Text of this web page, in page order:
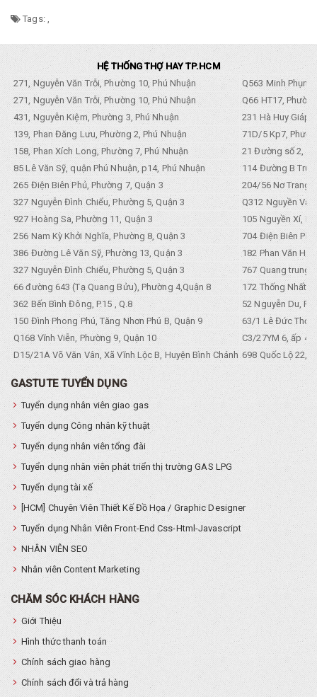
Tags: ,
HỆ THỐNG THỢ HAY TP.HCM
271, Nguyễn Văn Trỗi, Phường 10, Phú Nhuận
Q563 Minh
271, Nguyễn Văn Trỗi, Phường 10, Phú Nhuận
Q66 HT17,
431, Nguyễn Kiệm, Phường 3, Phú Nhuận
231 Hà Huy Giáp,
139, Phan Đăng Lưu, Phường 2, Phú Nhuận
71D/5 Kp7,
158, Phan Xích Long, Phường 7, Phú Nhuận
21 Đường số 2,
85 Lê Văn Sỹ, quận Phú Nhuận, p14, Phú Nhuận
114 Đường B
265 Điện Biên Phủ, Phường 7, Quận 3
204/56 Nơ Trang
327 Nguyễn Đình Chiểu, Phường 5, Quận 3
Q312 Nguyền
927 Hoàng Sa, Phường 11, Quận 3
105 Nguyền Xí,
256 Nam Kỳ Khởi Nghĩa, Phường 8, Quận 3
704 Điện Biên
386 Đường Lê Văn Sỹ, Phường 13, Quận 3
182 Phan Văn
327 Nguyễn Đình Chiểu, Phường 5, Quận 3
767 Quang trung,
66 đường 643 (Tạ Quang Bửu), Phường 4,Quận 8
172 Thống Nhất.
362 Bến Bình Đông, P.15 , Q.8
52 Nguyễn Du,
150 Đình Phong Phú, Tăng Nhơn Phú B, Quận 9
63/1 Lê Đức Thọ,
Q168 Vĩnh Viễn, Phường 9, Quận 10
C3/27YM 6, ấp 4,
D15/21A Võ Văn Vân, Xã Vĩnh Lộc B, Huyện Bình Chánh 698 Quốc Lộ 22,
GASTUTE TUYỂN DỤNG
Tuyển dụng nhân viên giao gas
Tuyển dụng Công nhân kỹ thuật
Tuyển dụng nhân viên tổng đài
Tuyển dụng nhân viên phát triển thị trường GAS LPG
Tuyển dụng tài xế
[HCM] Chuyên Viên Thiết Kế Đồ Họa / Graphic Designer
Tuyển dụng Nhân Viên Front-End Css-Html-Javascript
NHÂN VIÊN SEO
Nhân viên Content Marketing
CHĂM SÓC KHÁCH HÀNG
Giới Thiệu
Hình thức thanh toán
Chính sách giao hàng
Chính sách đổi và trả hàng